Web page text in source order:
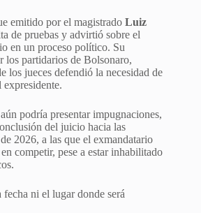
emitido por el magistrado Luiz
de pruebas y advirtió sobre el
en un proceso político. Su
los partidarios de Bolsonaro,
los jueces defendió la necesidad de
expresidente.
podría presentar impugnaciones,
del juicio hacia las
2026, a las que el exmandatario
competir, pese a estar inhabilitado
ni el lugar donde será